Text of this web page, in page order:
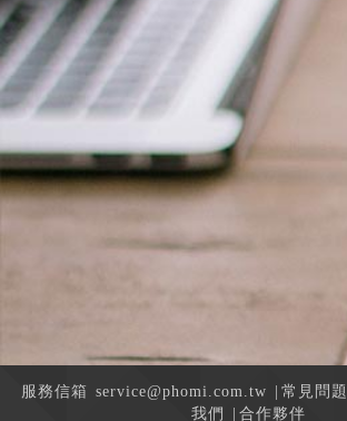
服務信箱 service@phomi.com.tw 常見問題
我們
合作夥伴